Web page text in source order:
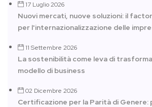
17 Luglio 2026
Nuovi mercati, nuove soluzioni: il
per l'internazionalizzazione delle
11 Settembre 2026
La sostenibilità come leva di
modello di business
02 Dicembre 2026
Certificazione per la Parità di Genere: